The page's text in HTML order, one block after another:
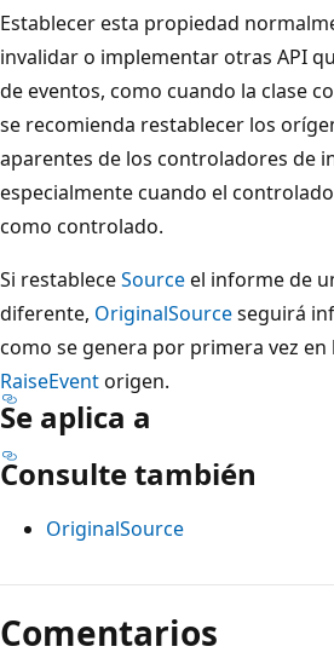
Establecer esta propiedad
invalidar o implementar otras API
de eventos, como cuando la clase
se recomienda restablecer los
aparentes de los controladores de
especialmente cuando el
como controlado.
Si restableceSourceel informe de
diferente, OriginalSourceseguirá
como se genera por primera vez en
RaiseEventorigen.
Se aplica a
Consulte también
OriginalSource
Modo
de
lectura
Comentarios